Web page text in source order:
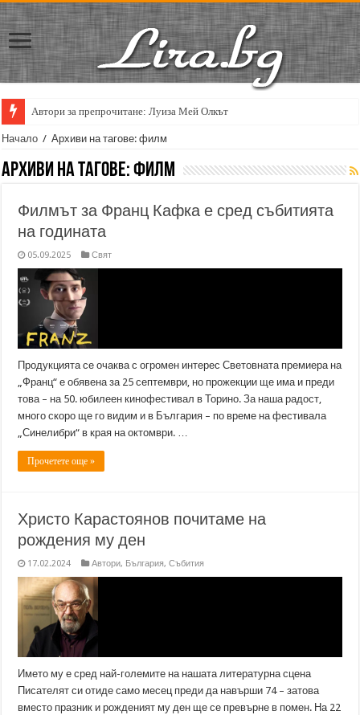
Автори за препрочитане: Луиза Мей Олкът
Начало / Архиви на тагове: филм
Архиви на тагове:филм
Филмът за Франц Кафка е сред събитията
на годината
05.09.2025 Свят
Продукцията се очаква с огромен интерес Световната премиера на
„Франц“ е обявена за 25 септември, но прожекции ще има и преди
това – на 50. юбилеен кинофестивал в Торино. За наша радост,
много скоро ще го видим и в България – по време на фестивала
„Синелибри“ в края на октомври. …
Прочетете още »
Христо Карастоянов почитаме на
рождения му ден
17.02.2024 Автори, България,Събития
Името му е сред най-големите на нашата литературна сцена
Писателят си отиде само месец преди да навърши 74 – затова
вместо празник и рожденият му ден ще се превърне в помен. На 22